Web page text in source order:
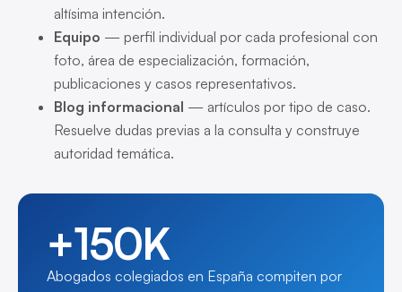
altísima intención.
Equipo — perfil individual por cada profesional con
foto, área de especialización, formación,
publicaciones y casos representativos.
Blog informacional — artículos por tipo de caso.
Resuelve dudas previas a la consulta y construye
autoridad temática.
+150K
Abogados colegiados en España compiten por